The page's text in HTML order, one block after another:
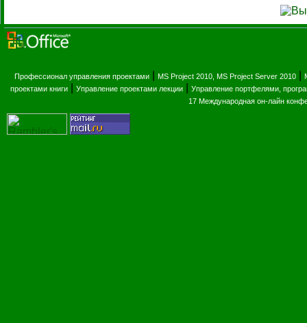
Профессионал управления проектами MS Project 2010, MS Project Server 2010
проектами книги
|Управление проектами лекции |Управление портфелями,
17 Международная он-лайн